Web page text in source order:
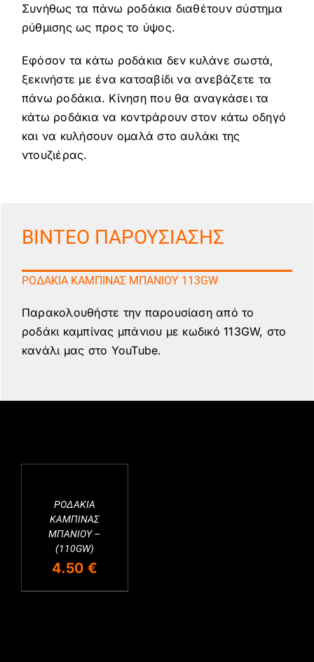
Συνήθως τα πάνω ροδάκια διαθέτουν σύστημα
ρύθμισης ως προς το ύψος.
Εφόσον τα κάτω ροδάκια δεν κυλάνε σωστά,
ξεκινήστε με ένα κατσαβίδι να ανεβάζετε τα
πάνω ροδάκια. Κίνηση που θα αναγκάσει τα
κάτω ροδάκια να κοντράρουν στον κάτω οδηγό
και να κυλήσουν ομαλά στο αυλάκι της
ντουζιέρας.
ΒΙΝΤΕΟ ΠΑΡΟΥΣΙΑΣΗΣ
ΡΟΔΑΚΙΑ ΚΑΜΠΙΝΑΣ ΜΠΑΝΙΟΥ 113GW
Παρακολουθήστε την παρουσίαση από το
ροδάκι καμπίνας μπάνιου με κωδικό 113GW, στο
κανάλι μας στο YouTube.
Εξαντλημένο
ΡΟΔΑΚΙΑ
ΚΑΜΠΙΝΑΣ
ΜΠΑΝΙΟΥ –
(110GW)
4.50 €